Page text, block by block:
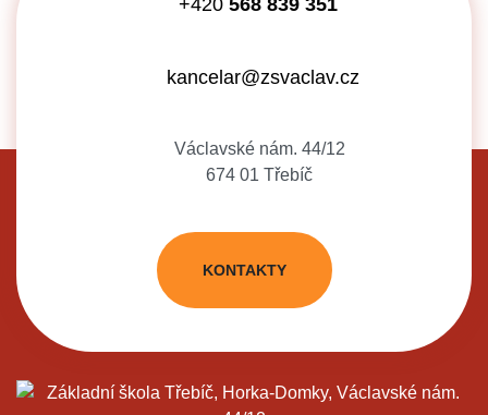
+420 568 839 351
kancelar@zsvaclav.cz
Václavské nám. 44/12
674 01 Třebíč
KONTAKTY